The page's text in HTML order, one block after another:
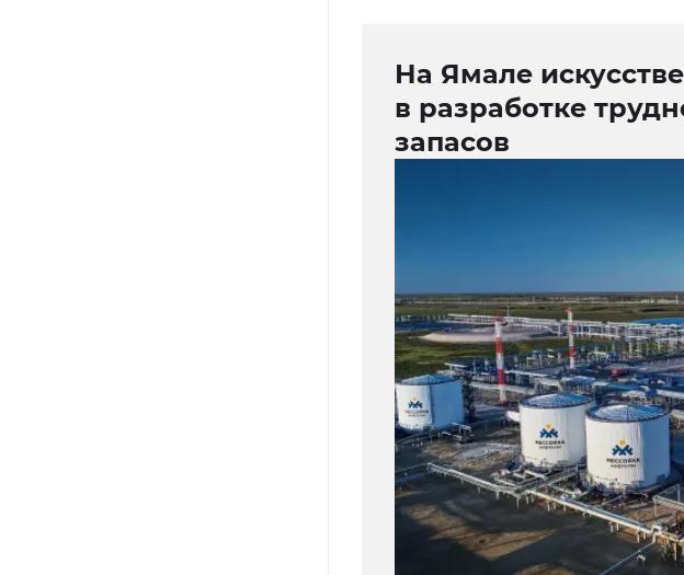
На Ямале
в разработке
запасов